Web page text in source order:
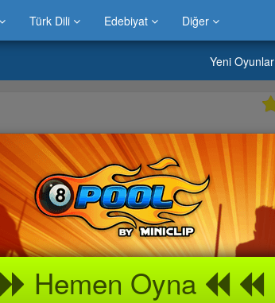
Türk Dili Edebiyat Diğer
Yeni Oyunlar
Hemen Oyna